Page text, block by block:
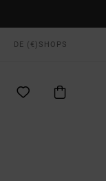
DE (€) SHOPS